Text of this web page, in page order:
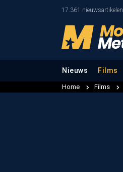
17.361 nieuwsartikelen
Nieuws Films
Home Films